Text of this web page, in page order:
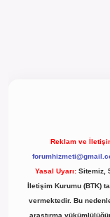
Reklam ve
Yasal Uyarı: Sitemiz,
İletişim Kurumu (BTK)
vermektedir. Bu
araştırma